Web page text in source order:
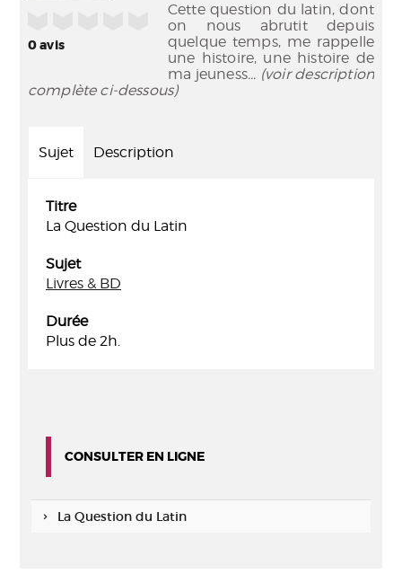
0avis
Cette question du latin, dont
on nous abrutit depuis
quelque temps, me rappelle
une histoire, une histoire de
ma jeuness... (voir description
complète ci-dessous)
Sujet Description
Titre
La Question du Latin
Sujet
Livres & BD
Durée
Plus de 2h.
CONSULTER EN LIGNE
La Question du Latin